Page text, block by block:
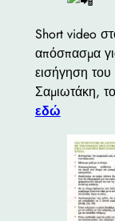
Short video
απόσπασμα
εισήγηση
Σαμιωτάκη,
εδώ